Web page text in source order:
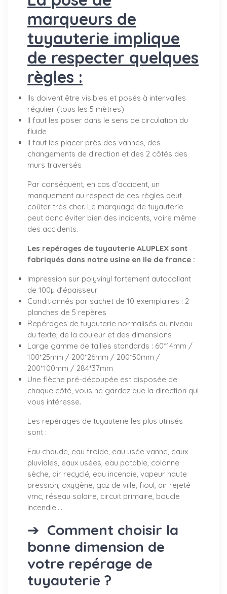
marqueurs de
tuyauterie implique
de respecter quelques
règles :
Ils doivent être visibles et posés à intervalles
régulier (tous les 5 mètres)
Il faut les poser dans le sens de circulation du
fluide
Il faut les placer près des vannes, des
changements de direction et des 2 côtés des
murs traversés
Par conséquent, en cas d’accident, un
manquement au respect de ces règles peut
coûter très cher. Le marquage de tuyauterie
peut donc éviter bien des incidents, voire même
des accidents.
Les repérages de tuyauterie ALUPLEX sont
fabriqués dans notre usine en Ile de france :
Impression sur polyvinyl fortement autocollant
de 100µ d’épaisseur
Conditionnés par sachet de 10 exemplaires : 2
planches de 5 repères
Repérages de tuyauterie normalisés au niveau
du texte, de la couleur et des dimensions
Large gamme de tailles standards : 60*14mm /
100*25mm / 200*26mm / 200*50mm /
200*100mm / 284*37mm
Une flèche pré-découpée est disposée de
chaque côté, vous ne gardez que la direction qui
vous intéresse.
Les repérages de tuyauterie les plus utilisés
sont :
Eau chaude, eau froide, eau usée vanne, eaux
pluviales, eaux usées, eau potable, colonne
sèche, air recyclé, eau incendie, vapeur haute
pression, oxygène, gaz de ville, fioul, air rejeté
vmc, réseau solaire, circuit primaire, boucle
incendie.....
➔ Comment choisir la
bonne dimension de
votre repérage de
tuyauterie ?